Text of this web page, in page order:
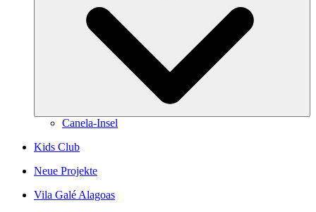
Canela-Insel
Kids Club
Neue Projekte
Vila Galé Alagoas